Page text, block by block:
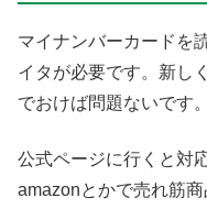
マイナンバーカードを
イタが必要です。新し
でおけば問題ないです。
公式ページに行くと対
amazonとかで売れ筋